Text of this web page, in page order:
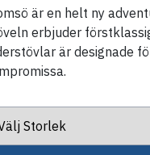
är en helt ny
erbjuder
är designade